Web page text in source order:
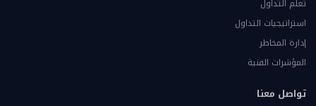
تعلم التداول
استراتيجيات التداول
إدارة المخاطر
المؤشرات الفنية
تواصل معنا